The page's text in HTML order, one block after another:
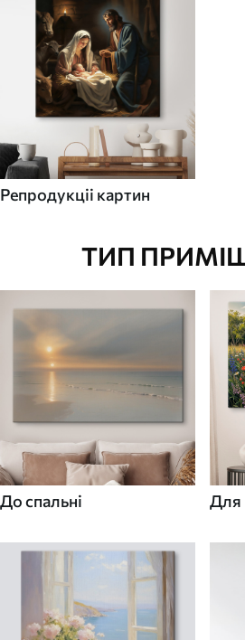
Репродукціі картин
ТИП
До спальні Для